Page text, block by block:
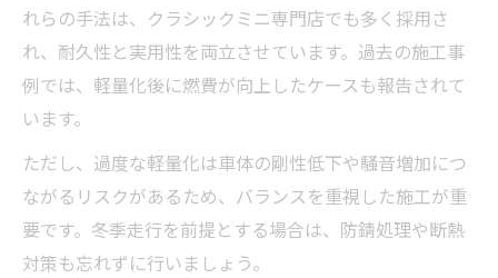
れらの手法は、クラシックミニ専門店でも多く採用さ
れ、耐久性と実用性を両立させています。過去の施工事
例では、軽量化後に燃費が向上したケースも報告されて
います。
ただし、過度な軽量化は車体の剛性低下や騒音増加につ
ながるリスクがあるため、バランスを重視した施工が重
要です。冬季走行を前提とする場合は、防錆処理や断熱
対策も忘れずに行いましょう。